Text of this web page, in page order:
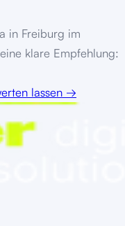
in Freiburg im
klare Empfehlung:
lassen →